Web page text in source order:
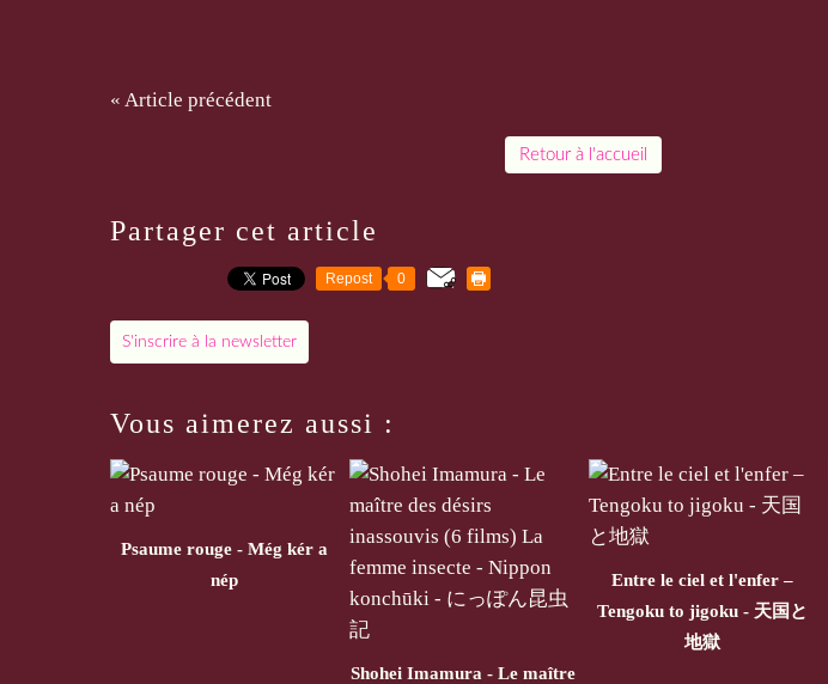
« Article précédent
Retour à l'accueil
Partager cet article
Repost 0
S'inscrire à la newsletter
Vous aimerez aussi :
Psaume rouge - Még kér a
nép
Shohei Imamura - Le maître
Entre le ciel et l'enfer –
Tengoku to jigoku - 天国と
地獄